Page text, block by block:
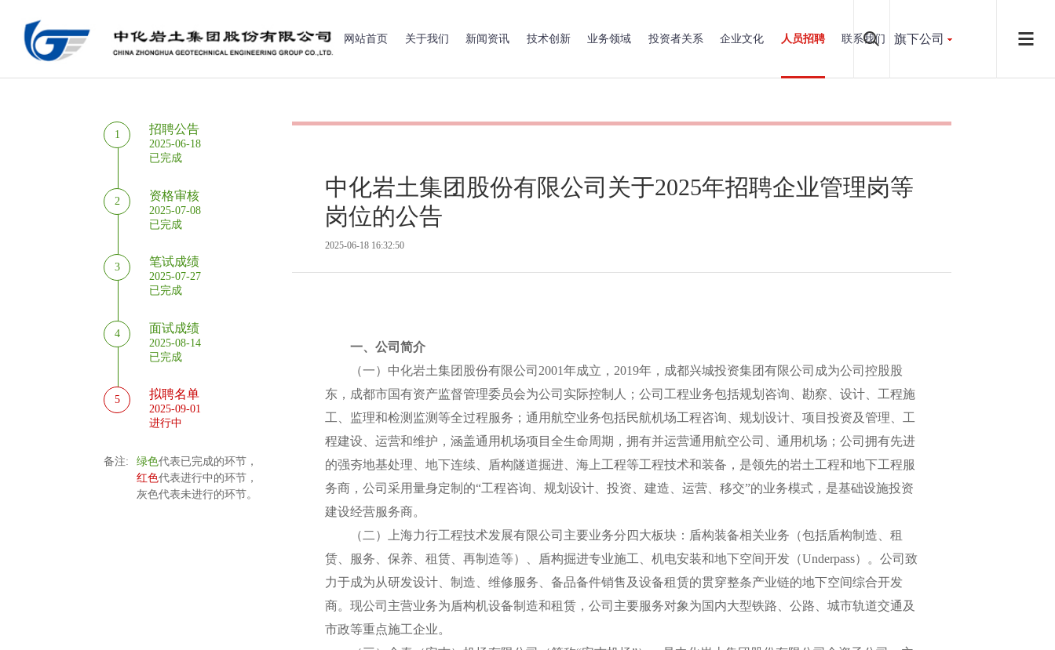
网站首页 关于我们 新闻资讯 技术创新 业务领域 投资者关系 企业文化 人员招聘 联系我们 旗下公司
1 招聘公告
2025-06-18
已完成
2 资格审核
2025-07-08
已完成
3 笔试成绩
2025-07-27
已完成
4 面试成绩
2025-08-14
已完成
5 拟聘名单
2025-09-01
进行中
备注: 绿色代表已完成的环节，
红色代表进行中的环节，
灰色代表未进行的环节。
中化岩土集团股份有限公司关于2025年招聘企业管理岗等
岗位的公告
2025-06-18 16:32:50
一、公司简介
（一）中化岩土集团股份有限公司2001年成立，2019年，成都兴城投资集团有限公司成为公司控股股
东，成都市国有资产监督管理委员会为公司实际控制人；公司工程业务包括规划咨询、勘察、设计、工程施
工、监理和检测监测等全过程服务；通用航空业务包括民航机场工程咨询、规划设计、项目投资及管理、工
程建设、运营和维护，涵盖通用机场项目全生命周期，拥有并运营通用航空公司、通用机场；公司拥有先进
的强夯地基处理、地下连续、盾构隧道掘进、海上工程等工程技术和装备，是领先的岩土工程和地下工程服
务商，公司采用量身定制的“工程咨询、规划设计、投资、建造、运营、移交”的业务模式，是基础设施投资
建设经营服务商。
（二）上海力行工程技术发展有限公司主要业务分四大板块：盾构装备相关业务（包括盾构制造、租
赁、服务、保养、租赁、再制造等）、盾构掘进专业施工、机电安装和地下空间开发（Underpass）。公司致
力于成为从研发设计、制造、维修服务、备品备件销售及设备租赁的贯穿整条产业链的地下空间综合开发
商。现公司主营业务为盾构机设备制造和租赁，公司主要服务对象为国内大型铁路、公路、城市轨道交通及
市政等重点施工企业。